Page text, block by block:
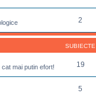
2
SUBIECTE
mai putin efort! 19
5